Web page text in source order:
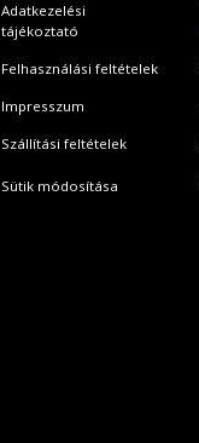
Adatkezelési
tájékoztató
Felhasználási feltételek
Impresszum
Szállítási feltételek
Sütik módosítása